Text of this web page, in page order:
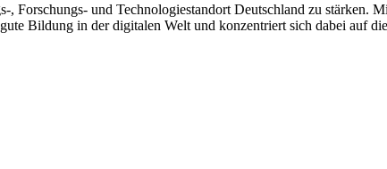
Forschungs- und Technologiestandort Deutschland zu stärken.
Bildung in der digitalen Welt und konzentriert sich dabei auf